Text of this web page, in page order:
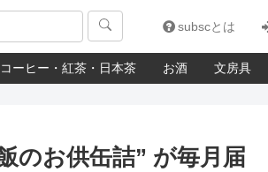
subscとは
コーヒー・紅茶・日本茶 お酒 文房具
のお供缶詰” が毎月届